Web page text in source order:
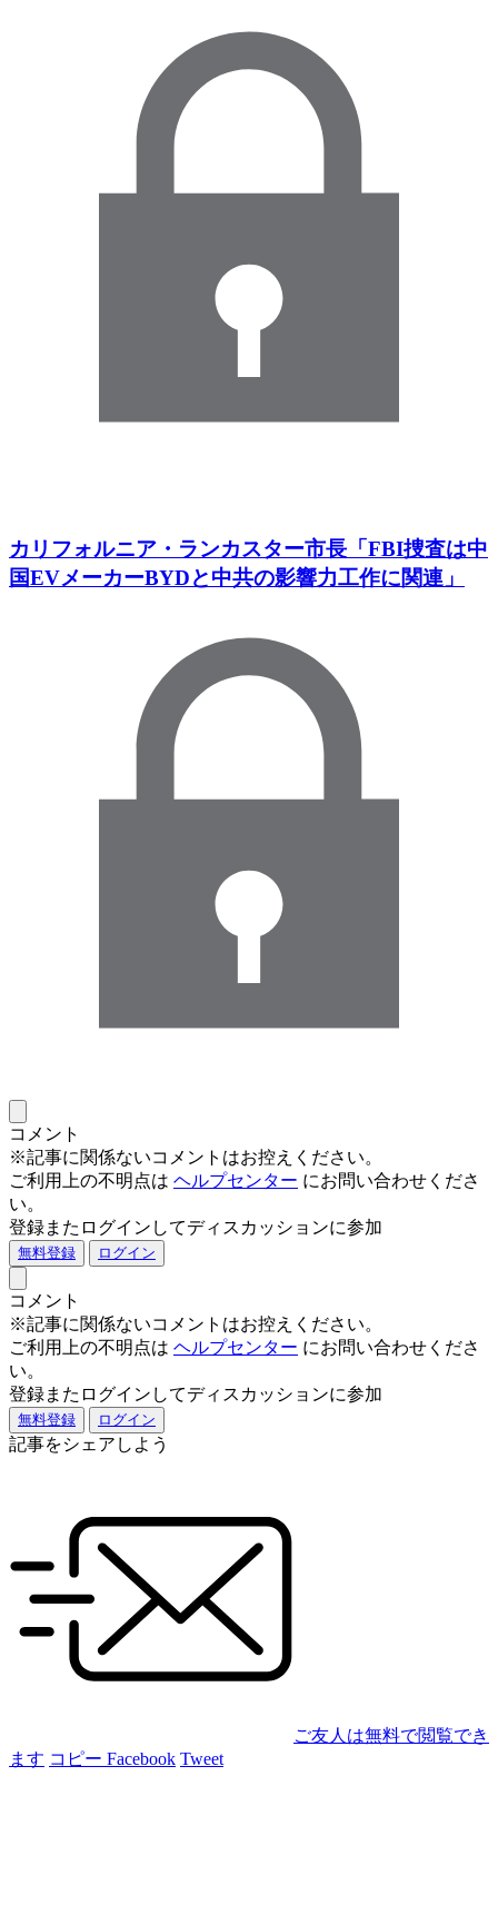
カリフォルニア・ランカスター市長「FBI捜査は中
国EVメーカーBYDと中共の影響力工作に関連」
コメント
※記事に関係ないコメントはお控えください。
ご利用上の不明点は ヘルプセンター にお問い合わせくださ
い。
登録またログインしてディスカッションに参加
無料登録 ログイン
コメント
※記事に関係ないコメントはお控えください。
ご利用上の不明点は ヘルプセンター にお問い合わせくださ
い。
登録またログインしてディスカッションに参加
無料登録 ログイン
記事をシェアしよう
ご友人は無料で閲覧でき
ます コピー Facebook Tweet